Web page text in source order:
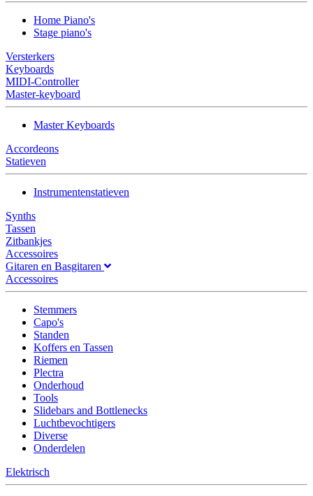
Home Piano's
Stage piano's
Versterkers
Keyboards
MIDI-Controller
Master-keyboard
Master Keyboards
Accordeons
Statieven
Instrumentenstatieven
Synths
Tassen
Zitbankjes
Accessoires
Gitaren en Basgitaren
Accessoires
Stemmers
Capo's
Standen
Koffers en Tassen
Riemen
Plectra
Onderhoud
Tools
Slidebars and Bottlenecks
Luchtbevochtigers
Diverse
Onderdelen
Elektrisch